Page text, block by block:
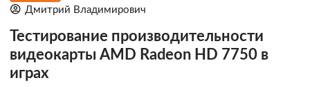
Дмитрий Владимирович
Тестирование производительности
видеокарты AMD Radeon HD 7750 в
играх